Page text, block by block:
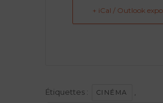
+ iCal / Outlook
Étiquettes : CINÉMA ,